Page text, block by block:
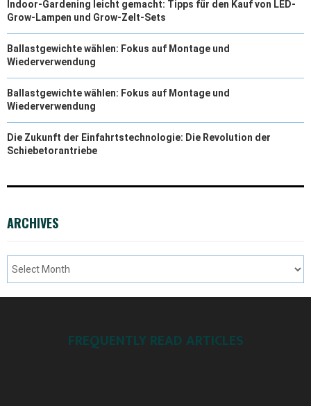
Indoor-Gardening leicht gemacht: Tipps für den Kauf von LED-
Grow-Lampen und Grow-Zelt-Sets
Ballastgewichte wählen: Fokus auf Montage und
Wiederverwendung
Ballastgewichte wählen: Fokus auf Montage und
Wiederverwendung
Die Zukunft der Einfahrtstechnologie: Die Revolution der
Schiebetorantriebe
ARCHIVES
FREQUENTLY READ ARTICLES